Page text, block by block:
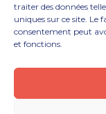
traiter des données
uniques sur ce site. Le
consentement peut
et fonctions.
Principale
NOS
NOUS